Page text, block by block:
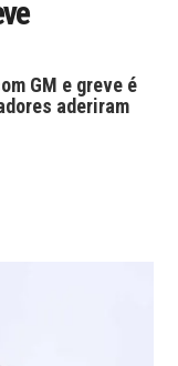
GM e greve é
aderiram